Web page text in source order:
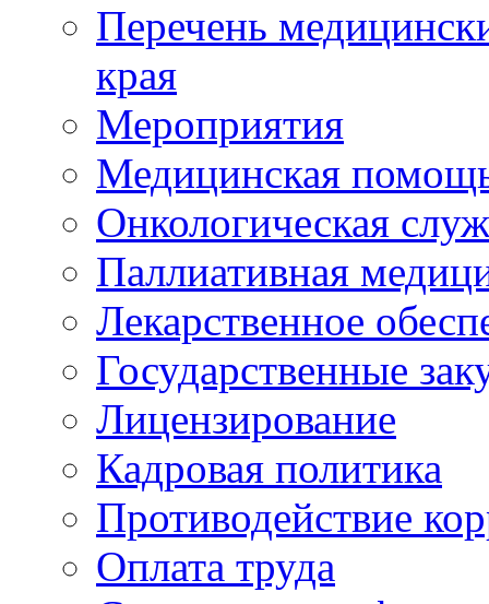
Перечень
края
Мероприятия
Медицинская
Онкологическая
Паллиативная
Лекарственное
Государственные
Лицензирование
Кадровая политика
Противодействие
Оплата труда